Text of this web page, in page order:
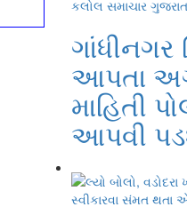
કલોલ સમાચાર
ગાંધીનગર
આપતા
માહિતી
આપવી